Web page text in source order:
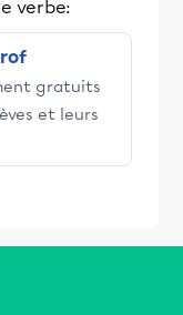
verbe:
gratuits
et leurs